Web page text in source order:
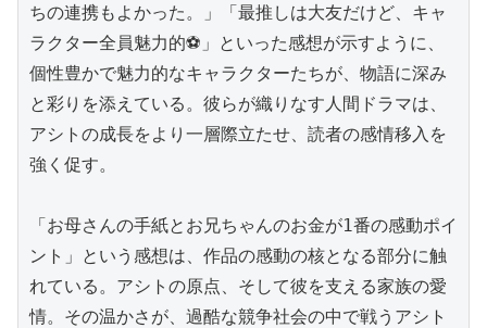
ちの連携もよかった。」「最推しは大友だけど、キャ
ラクター全員魅力的⚽️」といった感想が示すように、
個性豊かで魅力的なキャラクターたちが、物語に深み
と彩りを添えている。彼らが織りなす人間ドラマは、
アシトの成長をより一層際立たせ、読者の感情移入を
強く促す。
「お母さんの手紙とお兄ちゃんのお金が1番の感動ポイ
ント」という感想は、作品の感動の核となる部分に触
れている。アシトの原点、そして彼を支える家族の愛
情。その温かさが、過酷な競争社会の中で戦うアシト